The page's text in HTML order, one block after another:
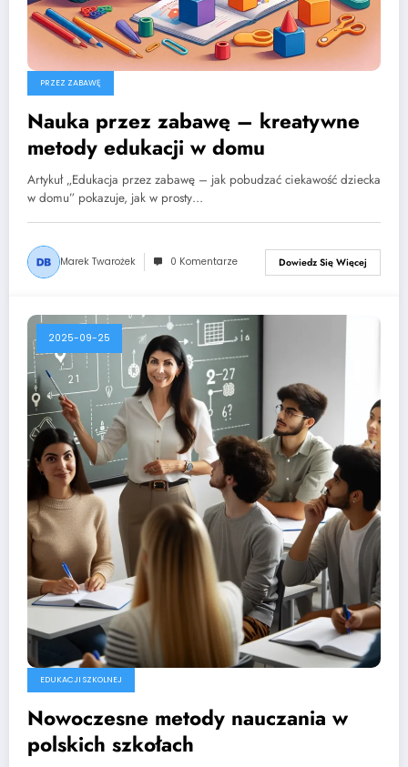
PRZEZ ZABAWĘ
Nauka przez zabawę – kreatywne
metody edukacji w domu
Artykuł „Edukacja przez zabawę – jak pobudzać ciekawość dziecka
w domu” pokazuje, jak w prosty…
Marek Twarożek 0 Komentarze Dowiedz Się Więcej
2025-09-25
EDUKACJI SZKOLNEJ
Nowoczesne metody nauczania w
polskich szkołach